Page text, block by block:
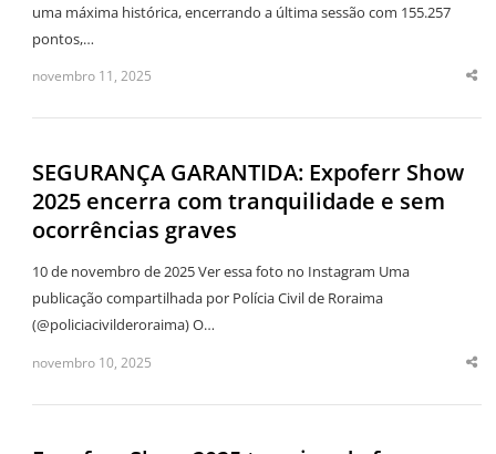
uma máxima histórica, encerrando a última sessão com 155.257
pontos,…
novembro 11, 2025
SEGURANÇA GARANTIDA: Expoferr Show
2025 encerra com tranquilidade e sem
ocorrências graves
10 de novembro de 2025 Ver essa foto no Instagram Uma
publicação compartilhada por Polícia Civil de Roraima
(@policiacivilderoraima) O…
novembro 10, 2025